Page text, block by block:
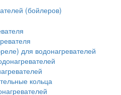
(бойлеров)
для водонагревателей
кольца